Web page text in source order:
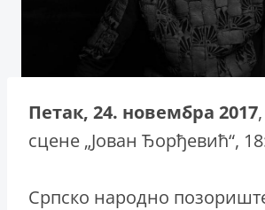
Петак, 24. новембра 2017
сцене „Јован Ђорђевић“,
Српско народно